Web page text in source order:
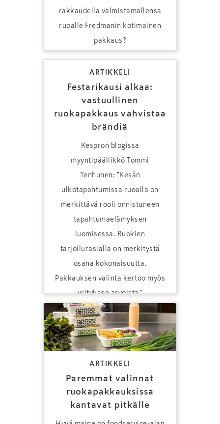
rakkaudella valmistamallensa
ruoalle Fredmanin kotimainen
pakkaus?
ARTIKKELI
Festarikausi alkaa:
vastuullinen
ruokapakkaus vahvistaa
brändiä
Kespron blogissa
myyntipäällikkö Tommi
Tenhunen: "Kesän
ulkotapahtumissa ruoalla on
merkittävä rooli onnistuneen
tapahtumaelämyksen
luomisessa. Ruokien
tarjoilurasialla on merkitystä
osana kokonaisuutta.
Pakkauksen valinta kertoo myös
yrityksen arvoista."
ARTIKKELI
Paremmat valinnat
ruokapakkauksissa
kantavat pitkälle